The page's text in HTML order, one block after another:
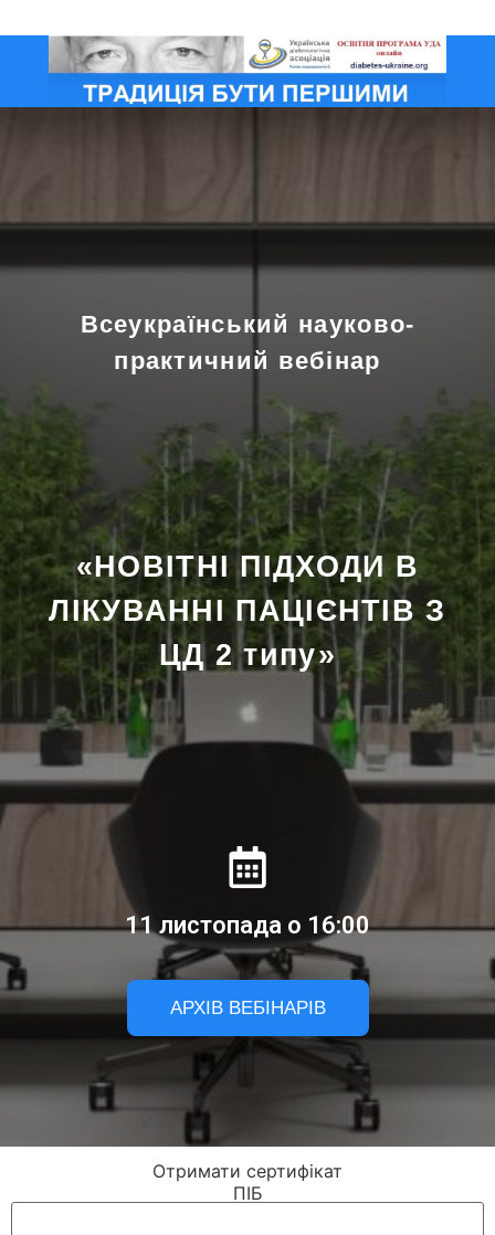
Всеукраїнський науково-
практичний вебінар
«НОВІТНІ ПІДХОДИ В
ЛІКУВАННІ ПАЦІЄНТІВ З
ЦД 2 типу»
11 листопада о 16:00
АРХІВ ВЕБІНАРІВ
Отримати сертифікат
ПІБ